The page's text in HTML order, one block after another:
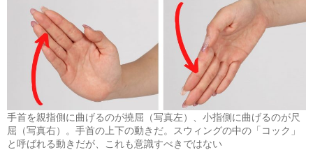
手首を親指側に曲げるのが撓屈（写真左）、小指側に曲げるのが尺
屈（写真右）。手首の上下の動きだ。スウィングの中の「コック」
と呼ばれる動きだが、これも意識すべきではない